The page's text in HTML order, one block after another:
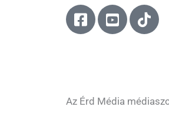
F
a
o
Y
o
e
T
i
Az Érd Média